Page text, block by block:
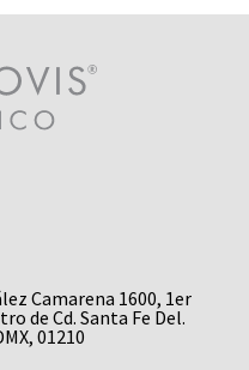
Camarena 1600, 1er
de Cd. Santa Fe Del.
01210